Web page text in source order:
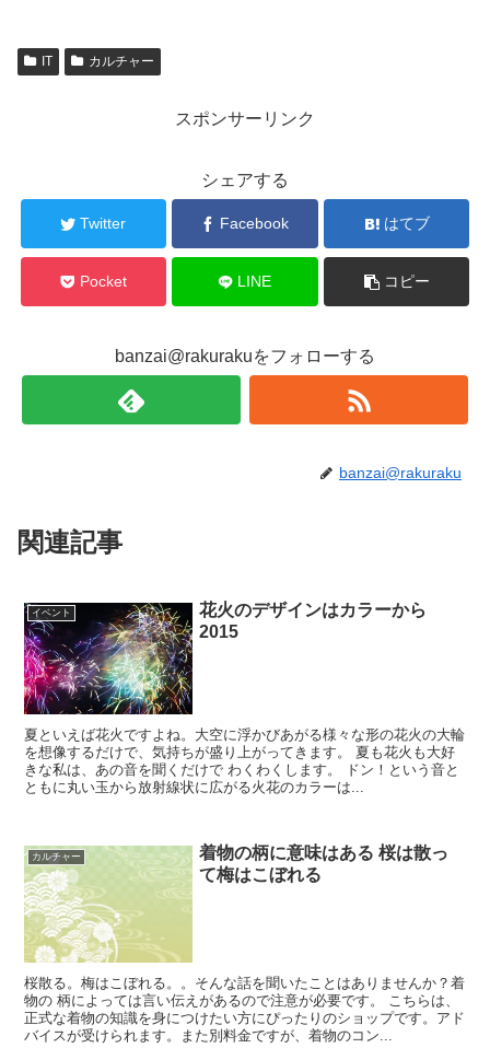
IT カルチャー
スポンサーリンク
シェアする
Twitter Facebook はてブ
Pocket LINE コピー
banzai@rakurakuをフォローする
banzai@rakuraku
関連記事
イベント
花火のデザインはカラーから
2015
夏といえば花火ですよね。大空に浮かびあがる様々な形の花火の大輪
を想像するだけで、気持ちが盛り上がってきます。 夏も花火も大好
きな私は、あの音を聞くだけで わくわくします。 ドン！という音と
ともに丸い玉から放射線状に広がる火花のカラーは...
カルチャー
着物の柄に意味はある 桜は散っ
て梅はこぼれる
桜散る。梅はこぼれる。。そんな話を聞いたことはありませんか？着
物の 柄によっては言い伝えがあるので注意が必要です。 こちらは、
正式な着物の知識を身につけたい方にぴったりのショップです。アド
バイスが受けられます。また別料金ですが、着物のコン...